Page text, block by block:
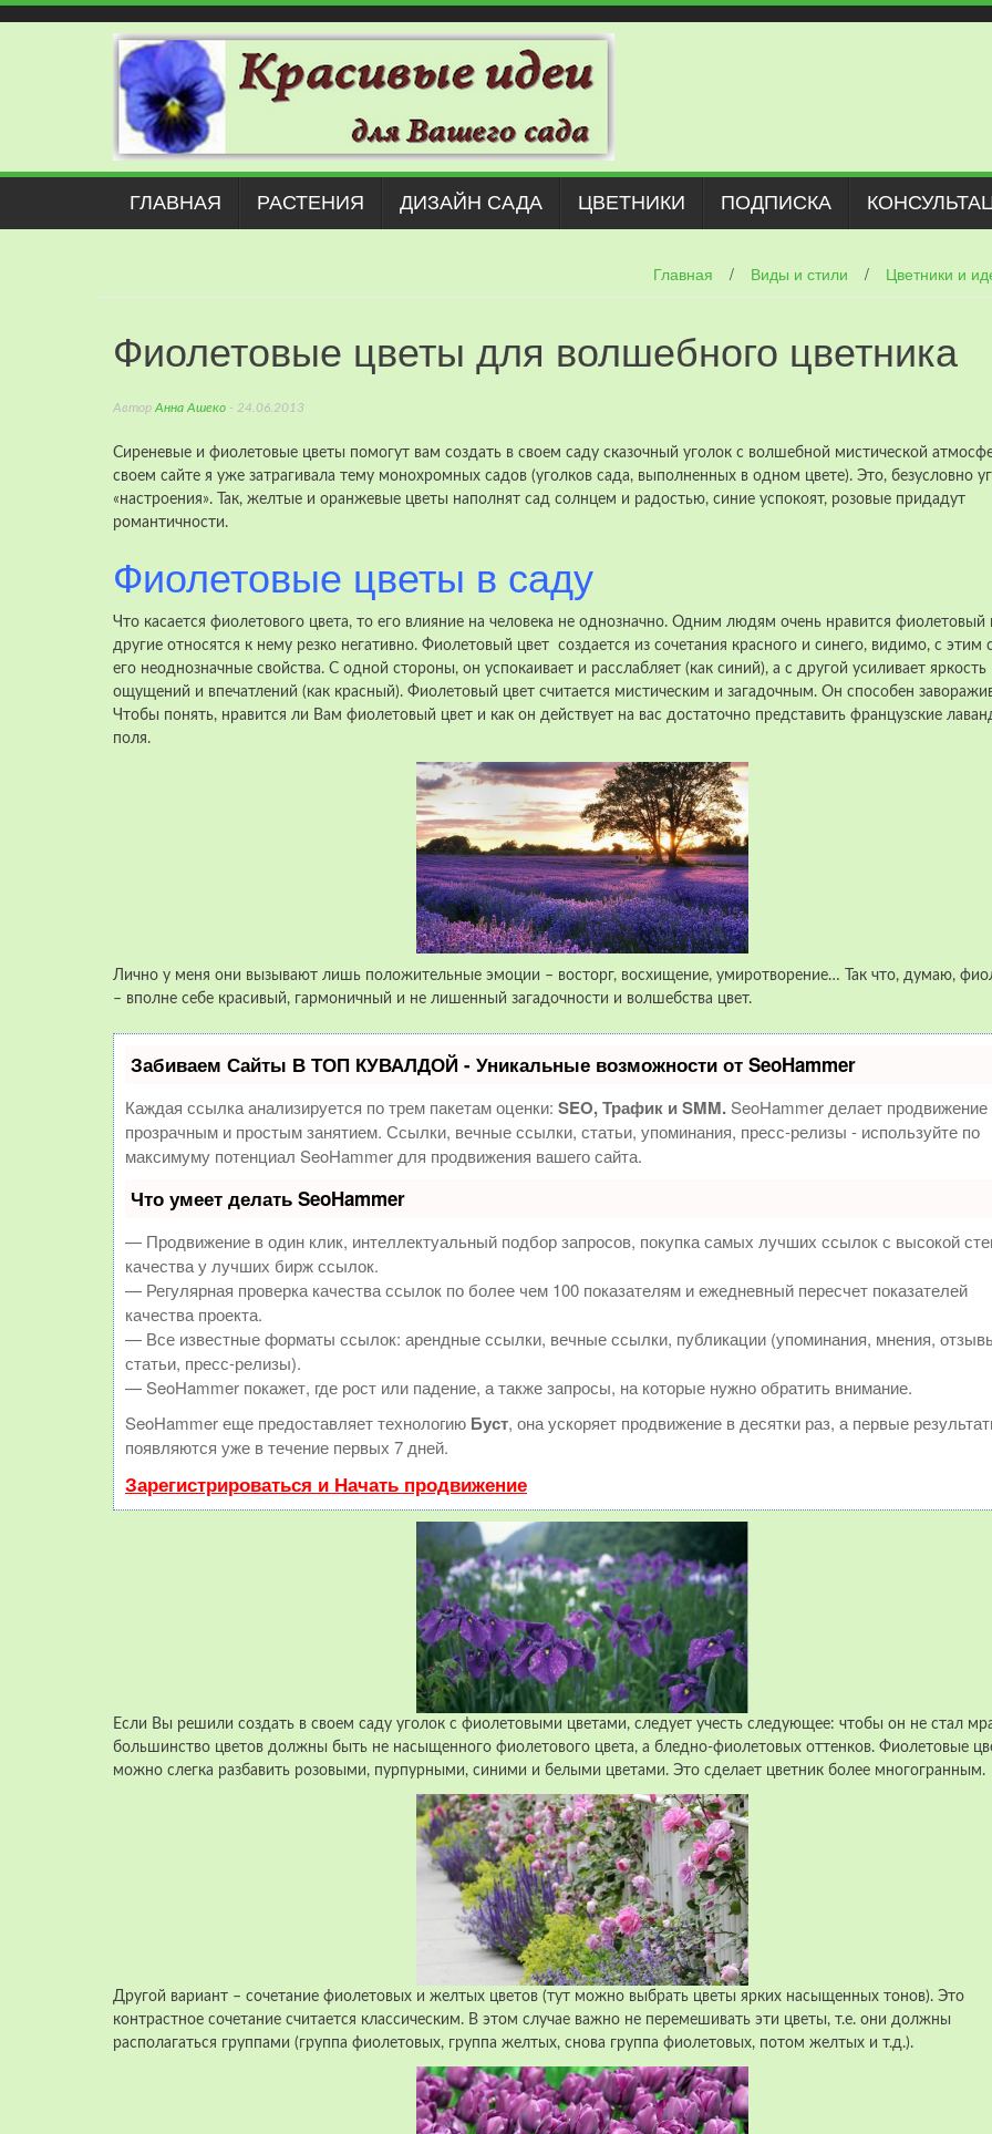
Наверх
ГЛАВНАЯ РАСТЕНИЯ ДИЗАЙН САДА ЦВЕТНИКИ ПОДПИСКА
Главная / Виды и стили / Цветники и
Фиолетовые цветы для волшебного цветника
Автор Анна Ашеко - 24.06.2013
Сиреневые и фиолетовые цветы помогут вам создать в своем саду сказочный уголок с волшебной мистической
своем сайте я уже затрагивала тему монохромных садов (уголков сада, выполненных в одном цвете). Это, безусловно
«настроения». Так, желтые и оранжевые цветы наполнят сад солнцем и радостью, синие успокоят, розовые придадут
романтичности.
Фиолетовые цветы в саду
Что касается фиолетового цвета, то его влияние на человека не однозначно. Одним людям очень нравится фиолетовый
другие относятся к нему резко негативно. Фиолетовый цвет создается из сочетания красного и синего, видимо, с этим
его неоднозначные свойства. С одной стороны, он успокаивает и расслабляет (как синий), а с другой усиливает яркость
ощущений и впечатлений (как красный). Фиолетовый цвет считается мистическим и загадочным. Он способен
Чтобы понять, нравится ли Вам фиолетовый цвет и как он действует на вас достаточно представить французские
поля.
Лично у меня они вызывают лишь положительные эмоции – восторг, восхищение, умиротворение… Так что, думаю,
– вполне себе красивый, гармоничный и не лишенный загадочности и волшебства цвет.
Забиваем Сайты В ТОП КУВАЛДОЙ - Уникальные возможности от SeoHammer
Каждая ссылка анализируется по трем пакетам оценки: SEO, Трафик и SMM.SeoHammer делает продвижение
прозрачным и простым занятием. Ссылки, вечные ссылки, статьи, упоминания, пресс-релизы - используйте по
максимуму потенциал SeoHammer для продвижения вашего сайта.
Что умеет делать SeoHammer
— Продвижение в один клик, интеллектуальный подбор запросов, покупка самых лучших ссылок с высокой
качества у лучших бирж ссылок.
— Регулярная проверка качества ссылок по более чем 100 показателям и ежедневный пересчет показателей
качества проекта.
— Все известные форматы ссылок: арендные ссылки, вечные ссылки, публикации (упоминания, мнения,
статьи, пресс-релизы).
— SeoHammer покажет, где рост или падение, а также запросы, на которые нужно обратить внимание.
SeoHammer еще предоставляет технологию Буст, она ускоряет продвижение в десятки раз, а первые
появляются уже в течение первых 7 дней.
Зарегистрироваться и Начать продвижение
Если Вы решили создать в своем саду уголок с фиолетовыми цветами, следует учесть следующее: чтобы он не стал
большинство цветов должны быть не насыщенного фиолетового цвета, а бледно-фиолетовых оттенков. Фиолетовые
можно слегка разбавить розовыми, пурпурными, синими и белыми цветами. Это сделает цветник более многогранным.
Другой вариант – сочетание фиолетовых и желтых цветов (тут можно выбрать цветы ярких насыщенных тонов). Это
контрастное сочетание считается классическим. В этом случае важно не перемешивать эти цветы, т.е. они должны
располагаться группами (группа фиолетовых, группа желтых, снова группа фиолетовых, потом желтых и т.д.).